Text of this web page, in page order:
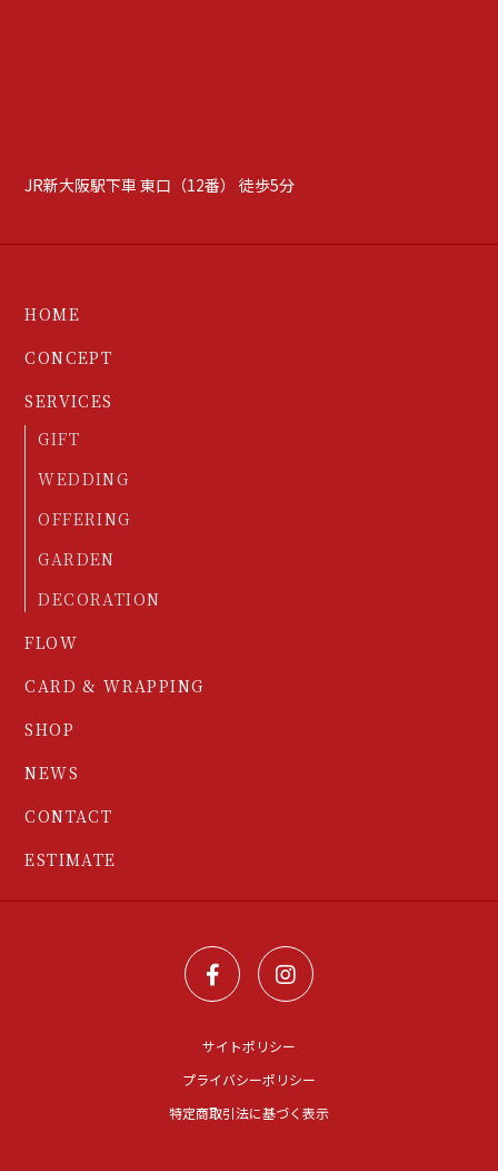
JR新大阪駅下車 東口（12番） 徒歩5分
HOME
CONCEPT
SERVICES
GIFT
WEDDING
OFFERING
GARDEN
DECORATION
FLOW
CARD & WRAPPING
SHOP
NEWS
CONTACT
ESTIMATE
サイトポリシー
プライバシーポリシー
特定商取引法に基づく表示